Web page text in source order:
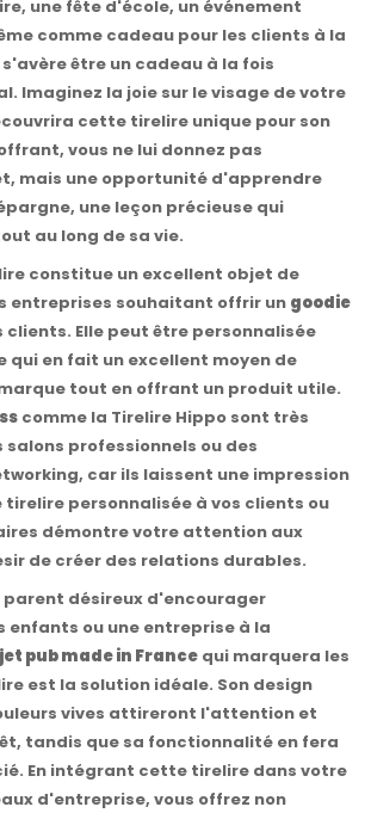
une fête d'école, un événement
comme cadeau pour les clients à la
être un cadeau à la fois
Imaginez la joie sur le visage de votre
cette tirelire unique pour son
vous ne lui donnez pas
mais une opportunité d'apprendre
une leçon précieuse qui
au long de sa vie.
constitue un excellent objet de
entreprises souhaitant offrir un goodie
clients. Elle peut être personnalisée
qui en fait un excellent moyen de
tout en offrant un produit utile.
comme la Tirelire Hippo sont très
professionnels ou des
car ils laissent une impression
personnalisée à vos clients ou
démontre votre attention aux
de créer des relations durables.
parent désireux d'encourager
enfants ou une entreprise à la
pub made in France qui marquera les
est la solution idéale. Son design
vives attireront l'attention et
tandis que sa fonctionnalité en fera
En intégrant cette tirelire dans votre
d'entreprise, vous offrez non